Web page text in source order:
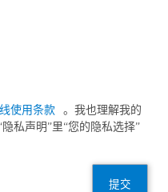
使用条款
。我也理解我的
私声明”里“您的隐私选择”
提交